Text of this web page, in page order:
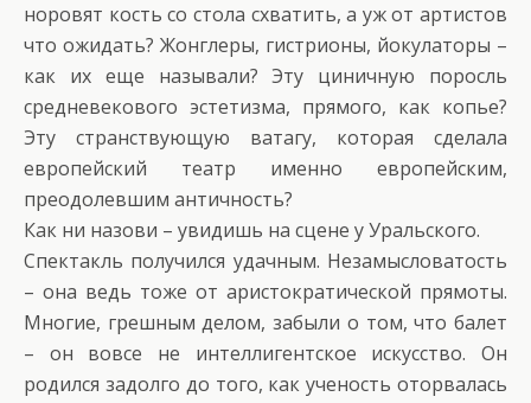
норовят кость со стола схватить, а уж от артистов
что ожидать? Жонглеры, гистрионы, йокулаторы –
как их еще называли? Эту циничную поросль
средневекового эстетизма, прямого, как копье?
Эту странствующую ватагу, которая сделала
европейский театр именно европейским,
преодолевшим античность?
Как ни назови – увидишь на сцене у Уральского.
Спектакль получился удачным. Незамысловатость
– она ведь тоже от аристократической прямоты.
Многие, грешным делом, забыли о том, что балет
– он вовсе не интеллигентское искусство. Он
родился задолго до того, как ученость оторвалась